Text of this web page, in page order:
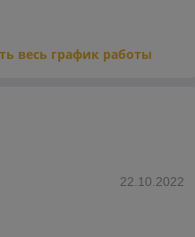
весь график работы
22.10.2022